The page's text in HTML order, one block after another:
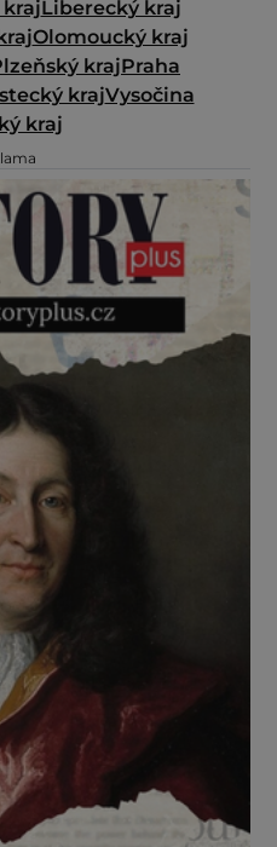
Liberecký kraj
Olomoucký kraj
krajPraha
krajVysočina
kraj